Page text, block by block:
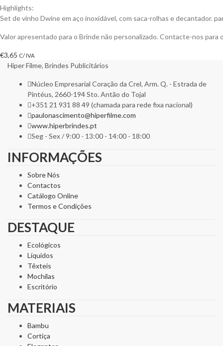
Highlights:
Set de vinho Dwine em aço inoxidável, com saca-rolhas e decantador.
Valor apresentado para o Brinde não personalizado. Contacte-nos
€3,65 C/ IVA
Hiper Filme, Brindes Publicitários
Núcleo Empresarial Coração da Crel, Arm. Q. - Estrada de
Pintéus, 2660-194 Sto. Antão do Tojal
+351 21 931 88 49 (chamada para rede fixa nacional)
paulonascimento@hiperfilme.com
www.hiperbrindes.pt
Seg - Sex / 9:00 - 13:00 - 14:00 - 18:00
INFORMAÇÕES
Sobre Nós
Contactos
Catálogo Online
Termos e Condições
DESTAQUE
Ecológicos
Líquidos
Têxteis
Mochilas
Escritório
MATERIAIS
Bambu
Cortiça